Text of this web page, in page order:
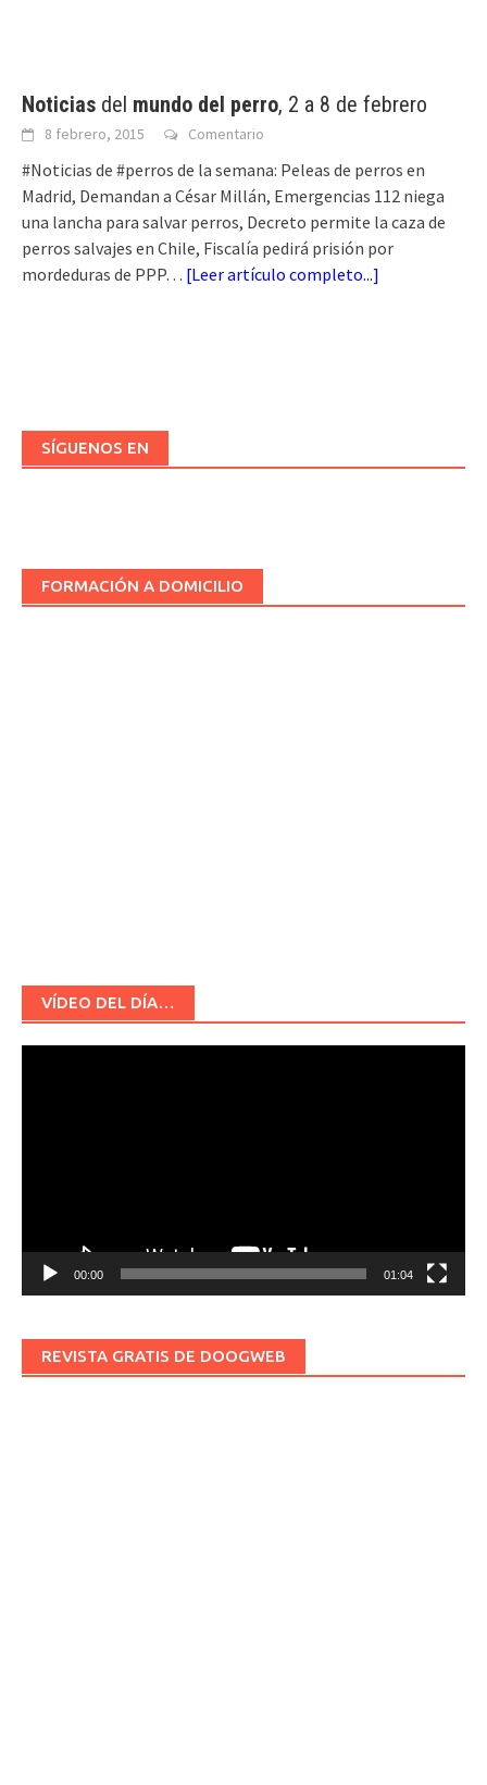
Noticias del mundo del perro, 2 a 8 de febrero
8 febrero, 2015 Comentario
#Noticias de #perros de la semana: Peleas de perros en
Madrid, Demandan a César Millán, Emergencias 112 niega
una lancha para salvar perros, Decreto permite la caza de
perros salvajes en Chile, Fiscalía pedirá prisión por
mordeduras de PPP… [Leer artículo completo...]
SÍGUENOS EN
FORMACIÓN A DOMICILIO
VÍDEO DEL DÍA…
00:00 01:04
REVISTA GRATIS DE DOOGWEB